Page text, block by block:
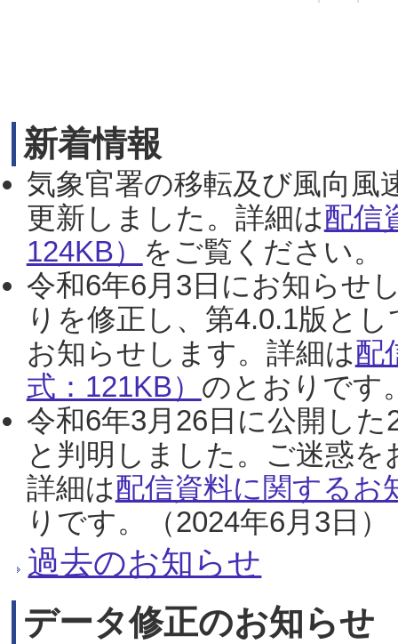
新着情報
気象官署の移転及び風向風
更新しました。詳細は配信
124KB） をご覧ください。
令和6年6月3日にお知らせ
りを修正し、第4.0.1版と
お知らせします。詳細は配
式：121KB） のとおりです
令和6年3月26日に公開し
と判明しました。ご迷惑
詳細は配信資料に関するお
りです。（2024年6月3日）
過去のお知らせ
データ修正のお知らせ